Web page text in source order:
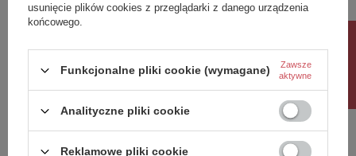
Dodaj własne zdjęcie produktu:
usunięcie plików cookies z przeglądarki z danego urządzenia
końcowego.
Funkcjonalne pliki cookie (wymagane)
Zawsze
aktywne
Analityczne pliki cookie
Reklamowe pliki cookie